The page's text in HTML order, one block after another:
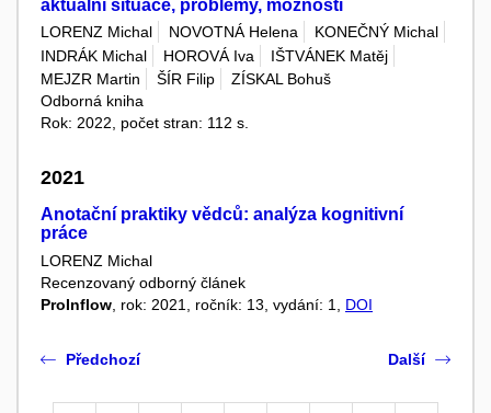
aktuální situace, problémy, možnosti
LORENZ Michal NOVOTNÁ Helena
KONEČNÝ Michal
INDRÁK Michal
HOROVÁ Iva
IŠTVÁNEK Matěj
MEJZR Martin
ŠÍR Filip
ZÍSKAL Bohuš
Odborná kniha
Rok: 2022, počet stran: 112 s.
2021
Anotační praktiky vědců: analýza kognitivní
práce
LORENZ Michal
Recenzovaný odborný článek
ProInflow , rok: 2021, ročník: 13, vydání: 1, DOI
Předchozí Další